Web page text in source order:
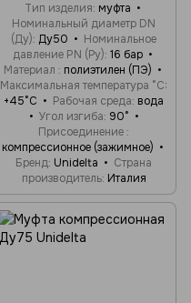
Тип изделия муфта
Номинальный диаметр DN
(Ду) Ду50
Номинальное
давление PN (Ру) 16 бар
Материал
полиэтилен (ПЭ)
Максимальная температура °C
+45°C
Рабочая среда вода
Угол изгиба 90°
Присоединение
компрессионное (зажимное)
Бренд Unidelta
Страна
производитель Италия